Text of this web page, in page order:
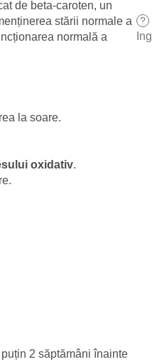
de beta-caroten, un
stării normale a
normală a
la soare.
oxidativ.
2 săptămâni înainte
?